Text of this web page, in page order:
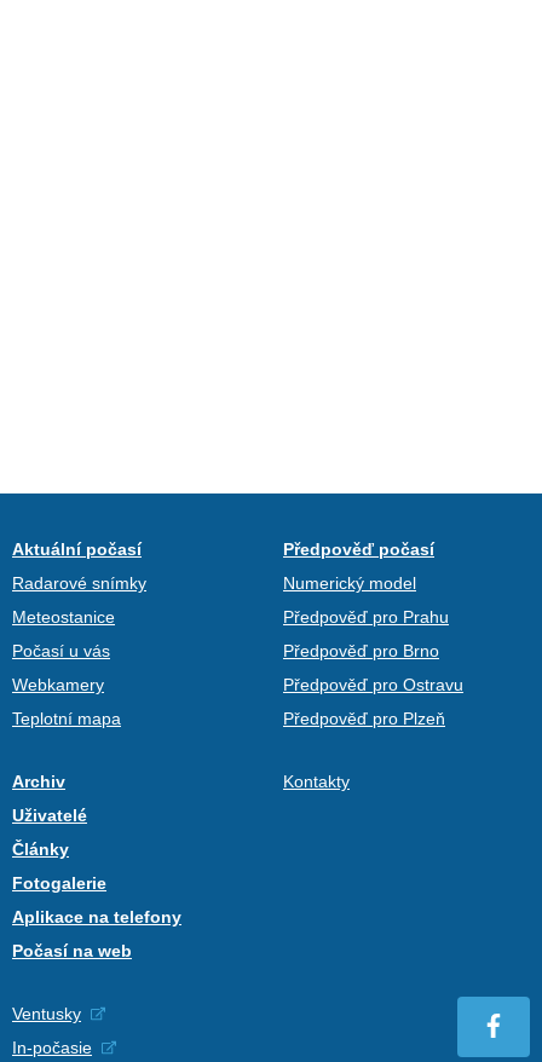
Aktuální počasí
Radarové snímky
Meteostanice
Počasí u vás
Webkamery
Teplotní mapa
Předpověď počasí
Numerický model
Předpověď pro Prahu
Předpověď pro Brno
Předpověď pro Ostravu
Předpověď pro Plzeň
Archiv
Uživatelé
Články
Fotogalerie
Aplikace na telefony
Počasí na web
Kontakty
Ventusky
In-počasie